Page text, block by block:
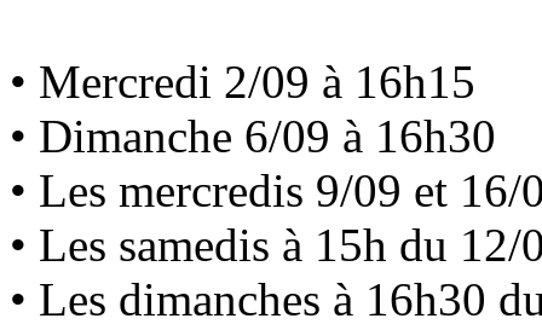
• Mercredi 2/09 à 16h15
• Dimanche 6/09 à 16h30
• Les mercredis 9/09 et 16/
• Les samedis à 15h du
• Les dimanches à 16h30